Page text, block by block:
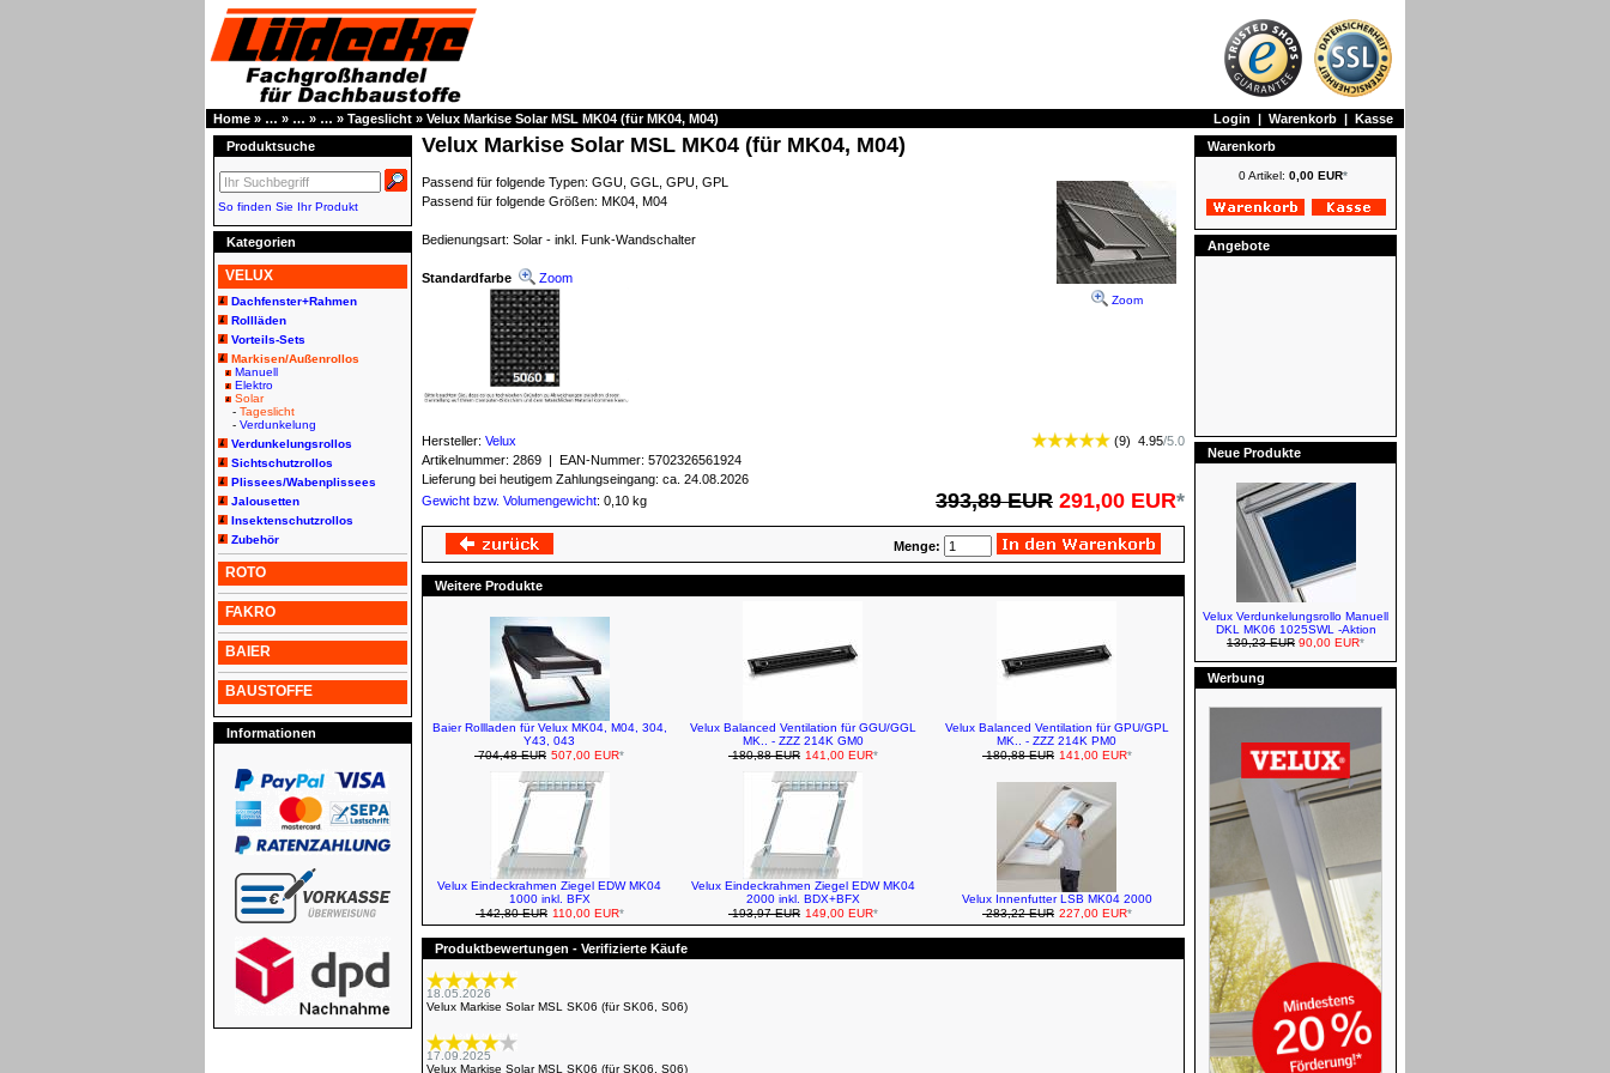
Home » … » … » … » Tageslicht » Velux Markise Solar MSL MK04 (für MK04, M04) Login | Warenkorb | Kasse
Produktsuche
So finden Sie Ihr Produkt
Kategorien
VELUX
Dachfenster+Rahmen
Rollläden
Vorteils-Sets
Markisen/Außenrollos
Manuell
Elektro
Solar
- Tageslicht
- Verdunkelung
Verdunkelungsrollos
Sichtschutzrollos
Plissees/Wabenplissees
Jalousetten
Insektenschutzrollos
Zubehör
ROTO
FAKRO
BAIER
BAUSTOFFE
Informationen
Velux Markise Solar MSL MK04 (für MK04, M04)
Zoom
Passend für folgende Typen: GGU, GGL, GPU, GPL
Passend für folgende Größen: MK04, M04
Bedienungsart: Solar - inkl. Funk-Wandschalter
Standardfarbe Zoom
Hersteller: Velux (9) 4.95/5.0
Artikelnummer: 2869 | EAN-Nummer: 5702326561924
Lieferung bei heutigem Zahlungseingang: ca. 24.08.2026
Gewicht bzw. Volumengewicht: 0,10 kg 393,89 EUR 291,00 EUR*
Menge:
Weitere Produkte
Baier Rollladen für Velux MK04, M04, 304,
Y43, 043
704,48 EUR 507,00 EUR*
Velux Balanced Ventilation für GGU/GGL
MK.. - ZZZ 214K GM0
180,88 EUR 141,00 EUR*
Velux Balanced Ventilation für GPU/GPL
MK.. - ZZZ 214K PM0
180,88 EUR 141,00 EUR*
Velux Eindeckrahmen Ziegel EDW MK04
1000 inkl. BFX
142,80 EUR 110,00 EUR*
Velux Eindeckrahmen Ziegel EDW MK04
2000 inkl. BDX+BFX
193,97 EUR 149,00 EUR*
Velux Innenfutter LSB MK04 2000
283,22 EUR 227,00 EUR*
Produktbewertungen - Verifizierte Käufe
18.05.2026
Velux Markise Solar MSL SK06 (für SK06, S06)
17.09.2025
Velux Markise Solar MSL SK06 (für SK06, S06)
Warenkorb
0 Artikel: 0,00 EUR*
Angebote
VELUX Verdunkelungsrollos -
Classic
Roto Eindeckrahmen EDR für
Dachfenster R8/R3
VELUX Vorteils-Sets Markise +
Wabenplissee
VELUX Markisen - Elektro
Neue Produkte
Velux Verdunkelungsrollo Manuell
DKL MK06 1025SWL -Aktion
139,23 EUR 90,00 EUR*
Werbung